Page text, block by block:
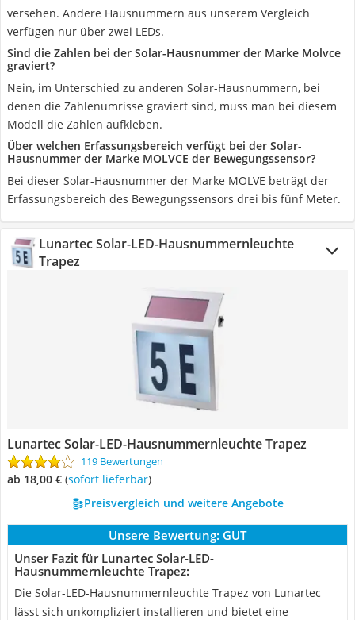
versehen. Andere Hausnummern aus unserem Vergleich
verfügen nur über zwei LEDs.
Sind die Zahlen bei der Solar-Hausnummer der Marke Molvce
graviert?
Nein, im Unterschied zu anderen Solar-Hausnummern, bei
denen die Zahlenumrisse graviert sind, muss man bei diesem
Modell die Zahlen aufkleben.
Über welchen Erfassungsbereich verfügt bei der Solar-
Hausnummer der Marke MOLVCE der Bewegungssensor?
Bei dieser Solar-Hausnummer der Marke MOLVE beträgt der
Erfassungsbereich des Bewegungssensors drei bis fünf Meter.
Lunartec Solar-LED-Hausnummernleuchte
Trapez
Lunartec Solar-LED-Hausnummernleuchte Trapez
119 Bewertungen
ab 18,00 € ( Sofort lieferbar)
Preisvergleich und weitere Angebote
Unsere Bewertung: GUT
Unser Fazit für Lunartec Solar-LED-
Hausnummernleuchte Trapez:
Die Solar-LED-Hausnummernleuchte Trapez von Lunartec
lässt sich unkompliziert installieren und bietet eine